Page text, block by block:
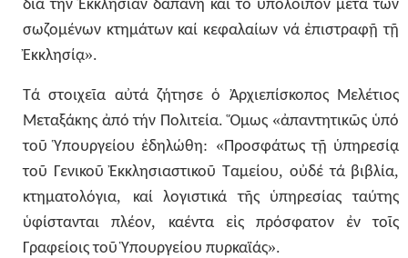
διά τήν Ἐκκλησίαν δαπάνη καί τό ὑπόλοιπον μετά τῶν
σωζομένων κτημάτων καί κεφαλαίων νά ἐπιστραφῇ τῇ
Ἐκκλησίᾳ».
Τά στοιχεῖα αὐτά ζήτησε ὁ Ἀρχιεπίσκοπος Μελέτιος
Μεταξάκης ἀπό τήν Πολιτεία.Ὅμως«ἀπαντητικῶς ὑπό
τοῦ Ὑπουργείου ἐδηλώθη: «Προσφάτως τῇ ὑπηρεσίᾳ
τοῦ Γενικοῦ Ἐκκλησιαστικοῦ Ταμείου, οὐδέ τά βιβλία,
κτηματολόγια, καί λογιστικά τῆς ὑπηρεσίας
ταύτης
ὑφίστανται
πλέον, καέντα εἰς πρόσφατον ἐν
τοῖς
Γραφείοις τοῦ Ὑπουργείου πυρκαϊάς».